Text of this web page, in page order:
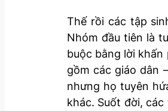
Thế rồi các tập
Nhóm đầu tiên là
buộc bằng lời
gồm các giáo dân
nhưng họ tuyên
khác. Suốt đời,